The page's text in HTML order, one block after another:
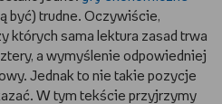
być) trudne. Oczywiście,
których sama lektura zasad trwa
a wymyślenie odpowiedniej
Jednak to nie takie pozycje
W tym tekście przyjrzymy